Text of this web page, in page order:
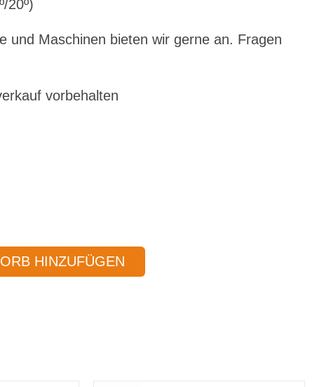
20º)
und Maschinen bieten wir gerne an. Fragen
vorbehalten
HINZUFÜGEN